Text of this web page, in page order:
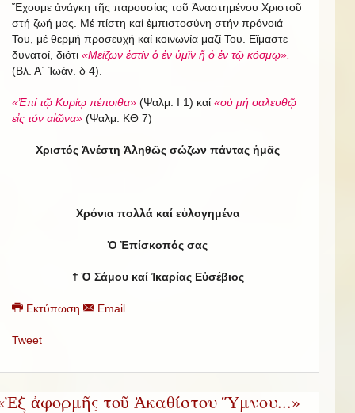
Ἔχουμε ἀνάγκη τῆς παρουσίας τοῦ Ἀναστημένου Χριστοῦ
στή ζωή μας. Μέ πίστη καί ἐμπιστοσύνη στήν πρόνοιά
Του, μέ θερμή προσευχή καί κοινωνία μαζί Του. Εἴμαστε
δυνατοί, διότι «Μείζων ἐστίν ὁ ἐν ὑμῖν ἤ ὁ ἐν τῷ κόσμῳ».
(Βλ. Α΄ Ἰωάν. δ 4).
«Ἐπί τῷ Κυρίῳ πέποιθα» (Ψαλμ. Ι 1) καί «οὐ μή σαλευθῷ
εἰς τόν αἰῶνα» (Ψαλμ. ΚΘ 7)
Χριστός Ἀνέστη Ἀληθῶς σώζων πάντας ἡμᾶς
Χρόνια πολλά καί εὐλογημένα
Ὁ Ἐπίσκοπός σας
† Ὁ Σάμου καί Ἰκαρίας Εὐσέβιος
Εκτύπωση Email
Tweet
ἀφορμῆς τοῦ Ἀκαθίστου Ὕμνου...»